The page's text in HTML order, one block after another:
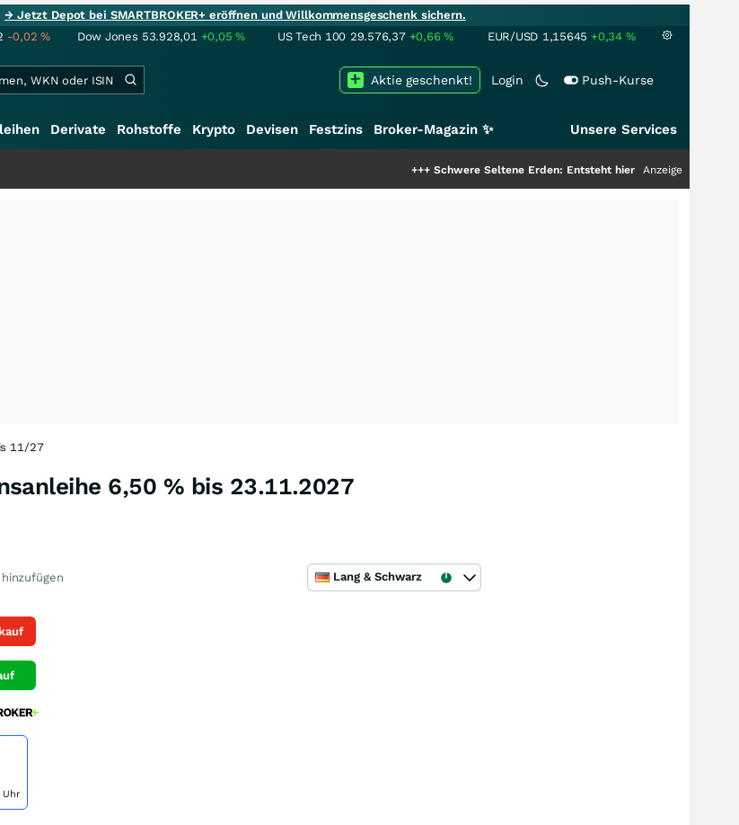
→ Jetzt Depot bei SMARTBROKER+ eröffnen und Willkommensgeschenk sichern.
-0,02% Dow Jones 53.928,01 +0,05% US Tech 100 29.576,37 +0,66% EUR/USD 1,15645 +0,34 %
Login Push-Kurse
Aktie geschenkt!
Derivate Rohstoffe Krypto Devisen Festzins Broker-Magazin ✨ Unsere Services
Schwere Seltene Erden: Entsteht hier die nächste Milliardenstory?
Anzeige
11/27
6,50 % bis 23.11.2027
Lang & Schwarz
Uhr